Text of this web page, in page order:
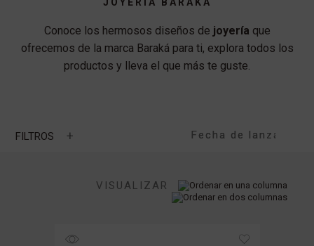
JOYERÍA BARAKÀ
Conoce los hermosos diseños de joyería que
ofrecemos de la marca Baraká para ti, explora todos los
productos y lleva el que más te guste.
FILTROS +
VISUALIZAR